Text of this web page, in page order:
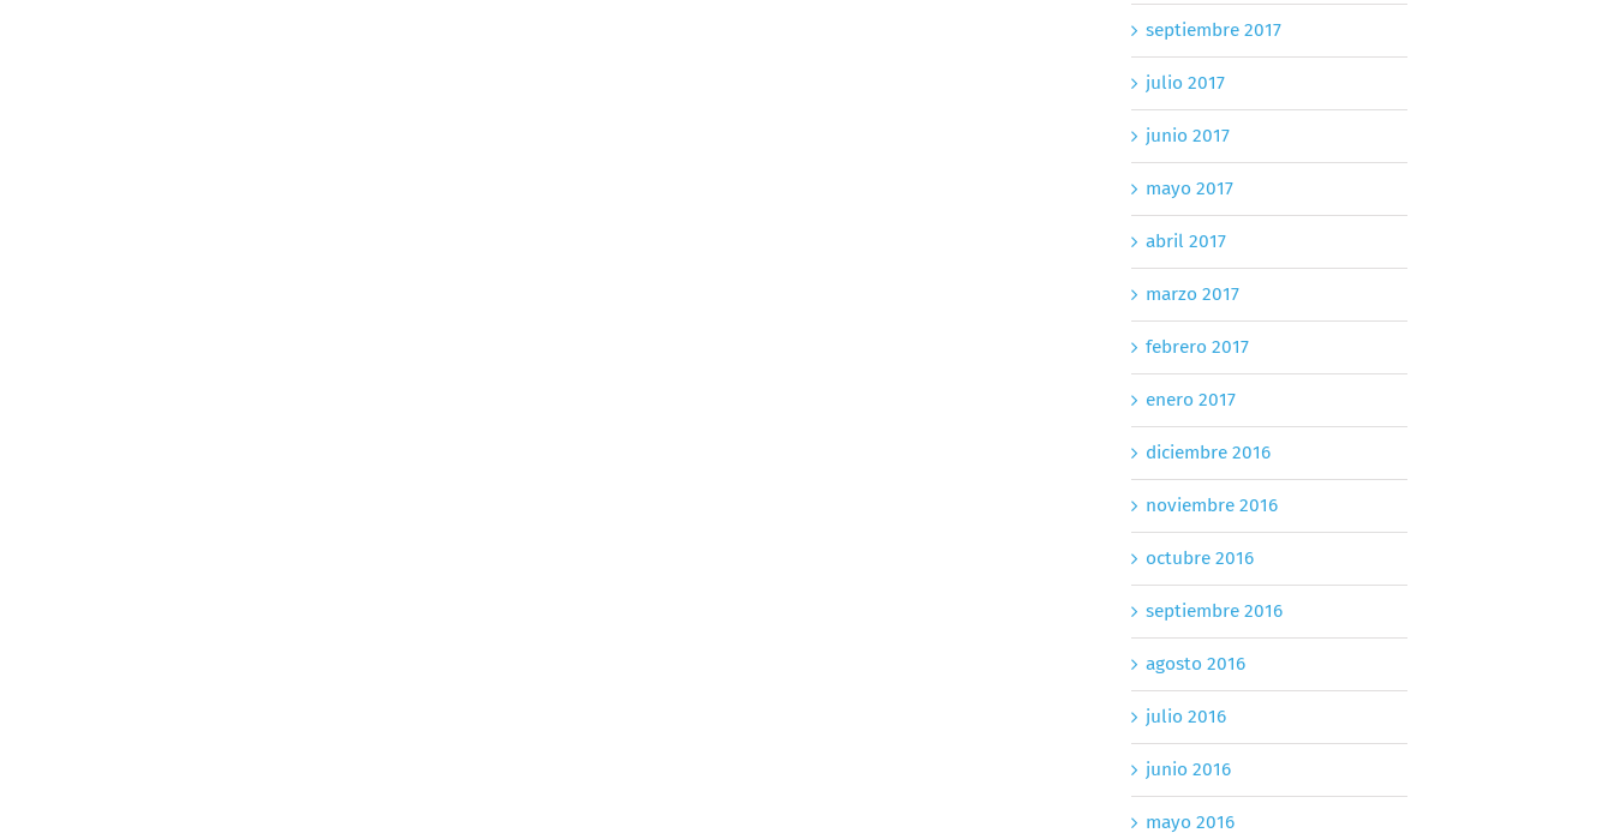
septiembre 2017
julio 2017
junio 2017
mayo 2017
abril 2017
marzo 2017
febrero 2017
enero 2017
diciembre 2016
noviembre 2016
octubre 2016
septiembre 2016
agosto 2016
julio 2016
junio 2016
mayo 2016